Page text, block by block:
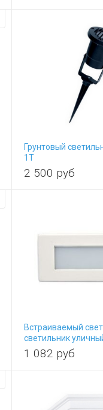
Грунтовый
1T
2 500 руб
Встраиваемый
светильник
1 082 руб